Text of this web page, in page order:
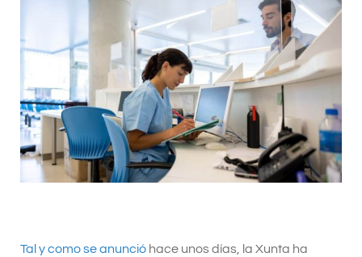
Tal y como se anunció hace unos días, la Xunta ha